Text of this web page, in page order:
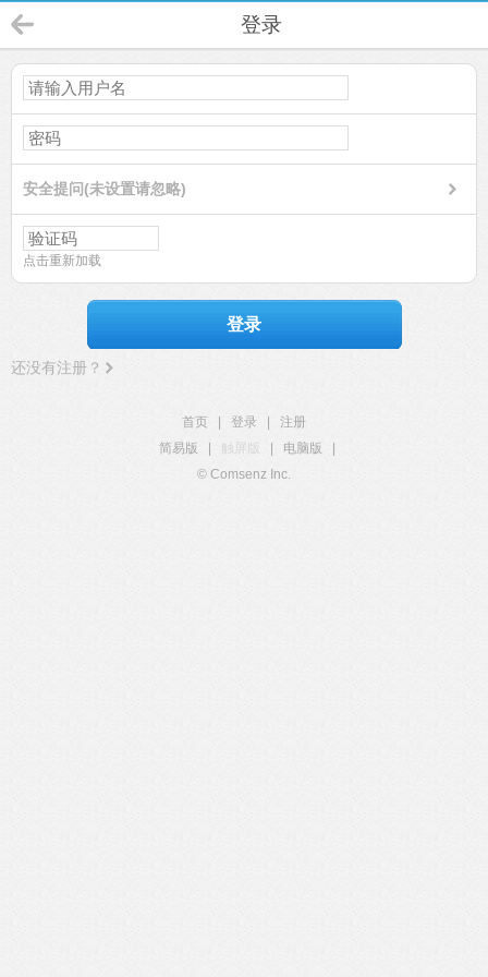
登录
安全提问(未设置请忽略)
点击重新加载
登录
还没有注册？
首页 登录
注册
简易版
触屏版 电脑版
© Comsenz Inc.